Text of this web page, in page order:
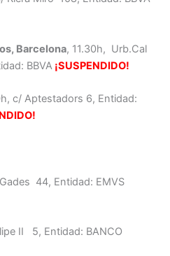
Barcelona, 11.30h, Urb.Cal
BBVA ¡SUSPENDIDO!
c/ Aptestadors 6, Entidad:
44, Entidad: EMVS
II 5, Entidad: BANCO